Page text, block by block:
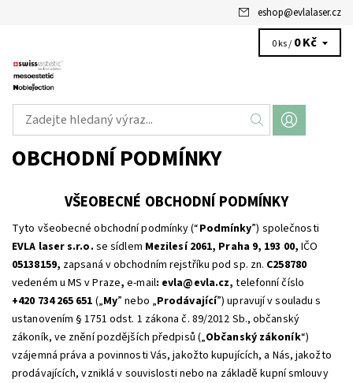
eshop@evlalaser.cz
0 ks / 0 Kč
OBCHODNÍ PODMÍNKY
VŠEOBECNÉ OBCHODNÍ PODMÍNKY
Tyto všeobecné obchodní podmínky (“Podmínky”) společnosti
EVLA laser s.r.o. se sídlem Mezilesí 2061, Praha 9, 193 00,IČO
05138159, zapsaná v obchodním rejstříku pod sp. zn. C258780
vedeném u MS v Praze,e-mail: evla@evla.cz,telefonní číslo
+420 734 265 651 („My” nebo „Prodávající”) upravují v souladu s
ustanovením § 1751 odst. 1 zákona č. 89/2012 Sb., občanský
zákoník, ve znění pozdějších předpisů („Občanský zákoník“)
vzájemná práva a povinnosti Vás, jakožto kupujících, a Nás, jakožto
prodávajících, vzniklá v souvislosti nebo na základě kupní smlouvy